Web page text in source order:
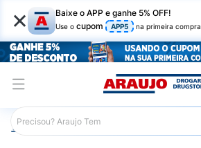
× Baixe o APP e ganhe 5% OFF!
Use o cupom APP5 na primeira compra
Araujo Mercado